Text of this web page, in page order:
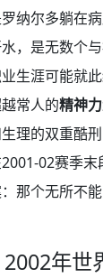
纳尔多躺在
，是无数个
生涯可能就
常人的精神
理的双重酷
02赛季
那个无所不
年世